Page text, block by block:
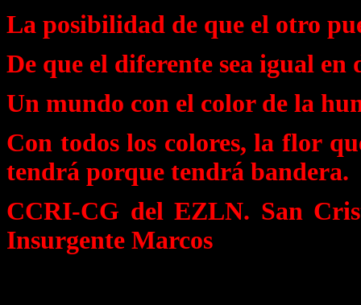
La posibilidad de que el otro
De que el diferente sea igual en
Un mundo con el color de la
Con todos los colores, la flor
tendrá porque tendrá bandera.
CCRI-CG del EZLN. San
Insurgente Marcos